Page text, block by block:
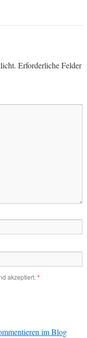
Erforderliche Felder
akzeptiert. *
im Blog